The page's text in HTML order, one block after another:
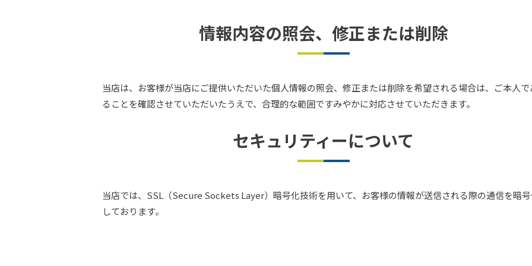
情報内容の照会、修正または削除
当店は、お客様が当店にご提供いただいた個人情報の照会、修正または削除を希望される場合は、ご本人で
ることを確認させていただいたうえで、合理的な範囲ですみやかに対応させていただきます。
セキュリティーについて
当店では、SSL（Secure Sockets Layer）暗号化技術を用いて、お客様の情報が送信される際の通信を暗
しております。